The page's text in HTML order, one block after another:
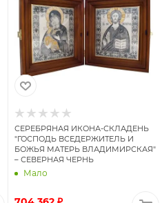
СЕРЕБРЯНАЯ ИКОНА-СКЛАДЕНЬ
"ГОСПОДЬ ВСЕДЕРЖИТЕЛЬ И
БОЖЬЯ МАТЕРЬ ВЛАДИМИРСКАЯ"
– СЕВЕРНАЯ ЧЕРНЬ
Мало